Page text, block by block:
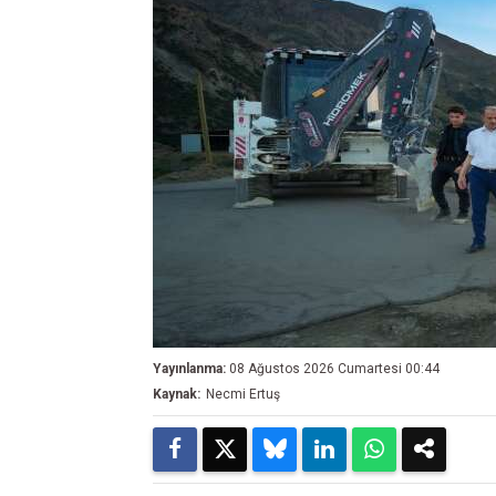
Yayınlanma: 08 Ağustos 2026 Cumartesi 00:44
Kaynak: Necmi Ertuş